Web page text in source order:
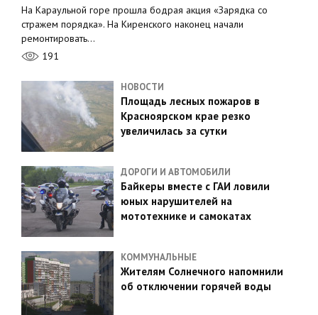
На Караульной горе прошла бодрая акция «Зарядка со
стражем порядка». На Киренского наконец начали
ремонтировать…
191
НОВОСТИ
Площадь лесных пожаров в
Красноярском крае резко
увеличилась за сутки
ДОРОГИ И АВТОМОБИЛИ
Байкеры вместе с ГАИ ловили
юных нарушителей на
мототехнике и самокатах
КОММУНАЛЬНЫЕ
Жителям Солнечного напомнили
об отключении горячей воды